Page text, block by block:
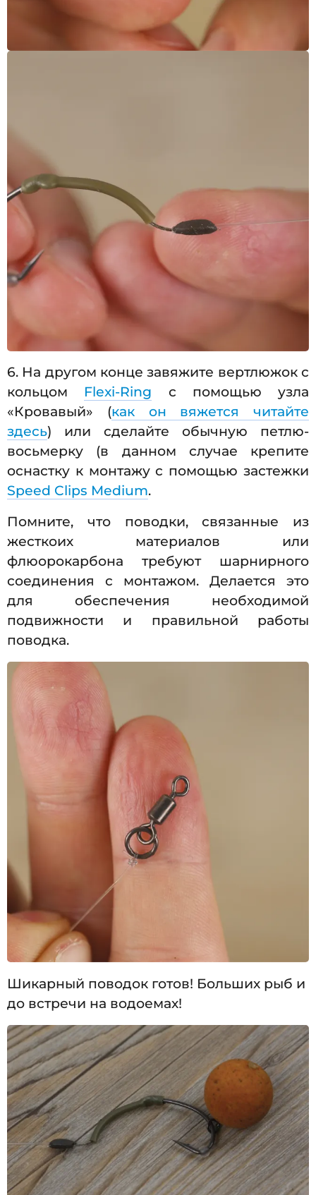
6. На другом конце завяжите вертлюжок с
кольцом Flexi-Ring с помощью узла
«Кровавый» (как он вяжется читайте
здесь) или сделайте обычную петлю-
восьмерку (в данном случае крепите
оснастку к монтажу с помощью застежки
Speed Clips Medium.
Помните, что поводки, связанные из
жесткоих материалов или
флюорокарбона требуют шарнирного
соединения с монтажом. Делается это
для обеспечения необходимой
подвижности и правильной работы
поводка.
Шикарный поводок готов! Больших рыб и
до встречи на водоемах!